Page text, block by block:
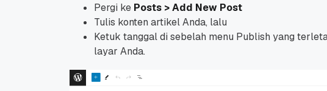
Pergi ke Posts > Add New Post
Tulis konten artikel Anda, lalu
Ketuk tanggal di sebelah menu Publish yang
layar Anda.